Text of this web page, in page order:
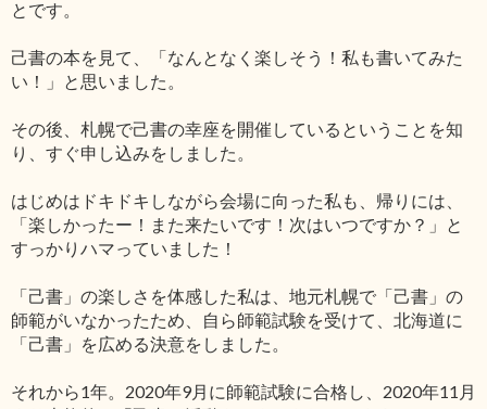
とです。
己書の本を見て、「なんとなく楽しそう！私も書いてみた
い！」と思いました。
その後、札幌で己書の幸座を開催しているということを知
り、すぐ申し込みをしました。
はじめはドキドキしながら会場に向った私も、帰りには、
「楽しかったー！また来たいです！次はいつですか？」と
すっかりハマっていました！
「己書」の楽しさを体感した私は、地元札幌で「己書」の
師範がいなかったため、自ら師範試験を受けて、北海道に
「己書」を広める決意をしました。
それから1年。2020年9月に師範試験に合格し、2020年11月